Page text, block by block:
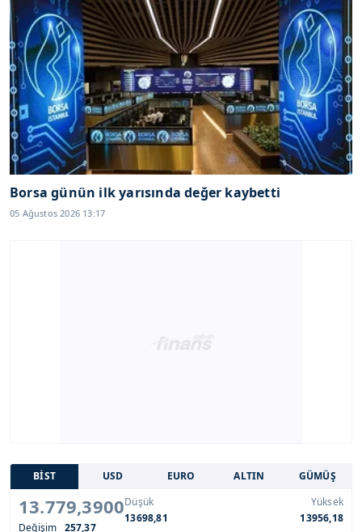
Borsa günün ilk yarısında değer kaybetti
05 Ağustos 2026 13:17
BİST USD EURO ALTIN GÜMÜŞ
13.779,3900
Değişim 257,37
Düşük
13698,81
Yüksek
13956,18